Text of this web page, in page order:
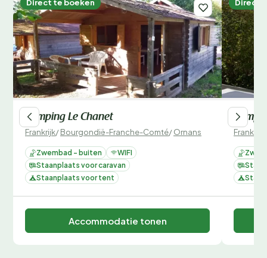
Direct te boeken
Camping Le Chanet
Frankrijk/Bourgondië-Franche-Comté/Ornans
Zwembad - buiten
WIFI
Staanplaats voor caravan
Staanplaats voor tent
Accommodatie tonen
Direct
Frankrijk